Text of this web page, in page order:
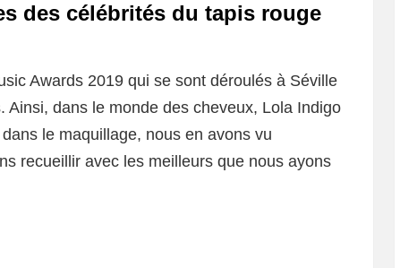
des célébrités du tapis rouge
Awards 2019 qui se sont déroulés à Séville
Ainsi, dans le monde des cheveux, Lola Indigo
le maquillage, nous en avons vu
recueillir avec les meilleurs que nous ayons